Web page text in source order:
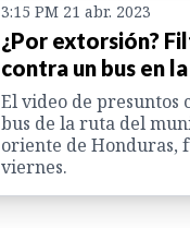
3:15 PM 21 abr. 2023
¿Por extorsión?
contra un bus en
El video de
bus de la ruta del
oriente de Honduras,
viernes.